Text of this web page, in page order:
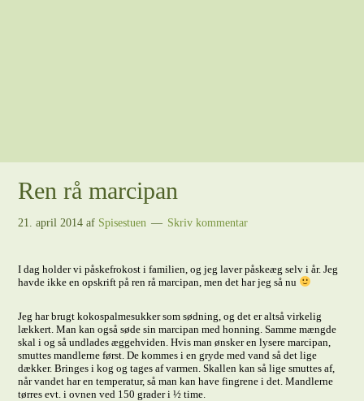
Ren rå marcipan
21. april 2014 af Spisestuen Skriv kommentar
I dag holder vi påskefrokost i familien, og jeg laver påskeæg selv i år. Jeg
havde ikke en opskrift på ren rå marcipan, men det har jeg så nu
Jeg har brugt kokospalmesukker som sødning, og det er altså virkelig
lækkert. Man kan også søde sin marcipan med honning. Samme mængde
skal i og så undlades æggehviden. Hvis man ønsker en lysere marcipan,
smuttes mandlerne først. De kommes i en gryde med vand så det lige
dækker. Bringes i kog og tages af varmen. Skallen kan så lige smuttes af,
når vandet har en temperatur, så man kan have fingrene i det. Mandlerne
tørres evt. i ovnen ved 150 grader i ½ time.